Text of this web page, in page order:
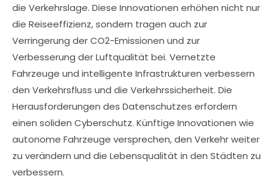
die Verkehrslage. Diese Innovationen erhöhen nicht nur
die Reiseeffizienz, sondern tragen auch zur
Verringerung der CO2-Emissionen und zur
Verbesserung der Luftqualität bei. Vernetzte
Fahrzeuge und intelligente Infrastrukturen verbessern
den Verkehrsfluss und die Verkehrssicherheit. Die
Herausforderungen des Datenschutzes erfordern
einen soliden Cyberschutz. Künftige Innovationen wie
autonome Fahrzeuge versprechen, den Verkehr weiter
zu verändern und die Lebensqualität in den Städten zu
verbessern.